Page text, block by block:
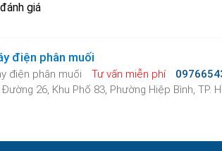
đánh giá
điện phân muối
điện phân muối Tư vấn miễn phí
26, Khu Phố 83, Phường Hiệp Bình, TP.